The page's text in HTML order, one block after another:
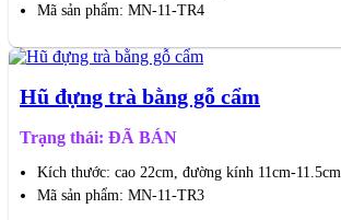
Mã sản phẩm: MN-11-TR4
Hũ đựng trà bằng gỗ cẩm
Trạng thái: ĐÃ BÁN
Kích thước: cao 22cm, đường kính 11cm-11.5cm
Mã sản phẩm: MN-11-TR3